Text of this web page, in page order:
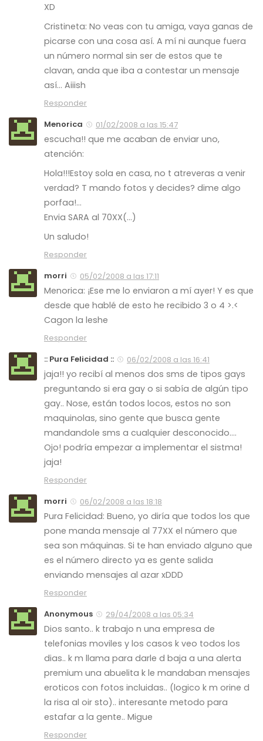
XD
Cristineta: No veas con tu amiga, vaya ganas de
picarse con una cosa así. A mí ni aunque fuera
un número normal sin ser de estos que te
clavan, anda que iba a contestar un mensaje
así… Aiiish
Responder
Menorica
01/02/2008 a las 15:47
escucha!! que me acaban de enviar uno,
atención:
Hola!!!Estoy sola en casa, no t atreveras a venir
verdad? T mando fotos y decides? dime algo
porfaa!…
Envia SARA al 70XX(…)
Un saludo!
Responder
morri
05/02/2008 a las 17:11
Menorica: ¡Ese me lo enviaron a mí ayer! Y es que
desde que hablé de esto he recibido 3 o 4 >.<
Cagon la leshe
Responder
:: Pura Felicidad ::
06/02/2008 a las 16:41
jaja!! yo recibí al menos dos sms de tipos gays
preguntando si era gay o si sabía de algún tipo
gay.. Nose, están todos locos, estos no son
maquinolas, sino gente que busca gente
mandandole sms a cualquier desconocido….
Ojo! podría empezar a implementar el sistma!
jaja!
Responder
morri
06/02/2008 a las 18:18
Pura Felicidad: Bueno, yo diría que todos los que
pone manda mensaje al 77XX el número que
sea son máquinas. Si te han enviado alguno que
es el número directo ya es gente salida
enviando mensajes al azar xDDD
Responder
Anonymous
29/04/2008 a las 05:34
Dios santo.. k trabajo n una empresa de
telefonias moviles y los casos k veo todos los
dias.. k m llama para darle d baja a una alerta
premium una abuelita k le mandaban mensajes
eroticos con fotos incluidas.. (logico k m orine d
la risa al oir sto).. interesante metodo para
estafar a la gente.. Migue
Responder